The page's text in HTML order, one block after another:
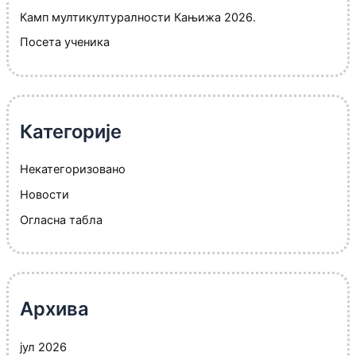
Камп мултикултуралности Кањижа 2026.
Посета ученика
Категорије
Некатегоризовано
Новости
Огласна табла
Архива
јул 2026